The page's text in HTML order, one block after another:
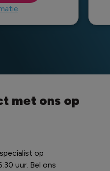
met ons op
op
uur. Bel ons